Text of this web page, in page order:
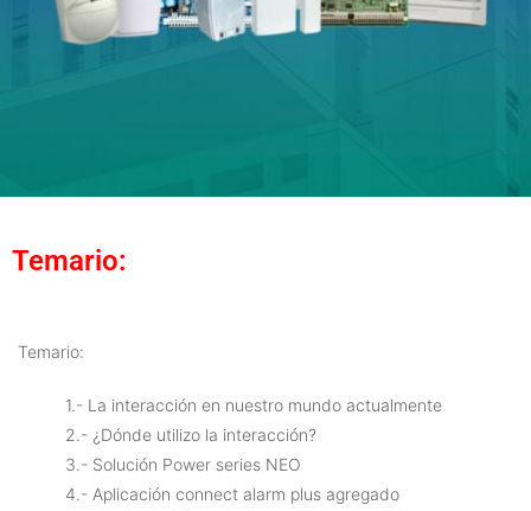
Temario:
Temario:
1.- La interacción en nuestro mundo actualmente
2.- ¿Dónde utilizo la interacción?
3.- Solución Power series NEO
4.- Aplicación connect alarm plus agregado